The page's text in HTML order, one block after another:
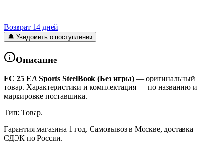
Возврат 14 дней
🔔 Уведомить о поступлении
Описание
FC 25 EA Sports SteelBook (Без игры) — оригинальный
товар. Характеристики и комплектация — по названию и
маркировке поставщика.
Тип: Товар.
Гарантия магазина 1 год. Самовывоз в Москве, доставка
СДЭК по России.